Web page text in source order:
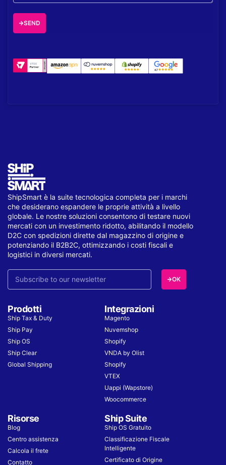
SEND
ShipSmart è la suite tecnologica completa per i marchi
che desiderano espandere le proprie attività a livello
globale. Le nostre soluzioni consentono di testare nuovi
mercati con un investimento ridotto, abilitando il modello
D2C con spedizioni dirette dal magazzino di origine e
potenziando il B2B2C, ottimizzando i costi fiscali e
logistici in diversi mercati.
OK
Prodotti
Ship Tax & Duty
Ship Pay
Ship OS
Ship Clear
Global Shipping
Integrazioni
Magento
Nuvemshop
Shopify
VNDA by Olist
Shopify
VTEX
Uappi (Wapstore)
Woocommerce
Risorse
Blog
Centro assistenza
Calcola il frete
Contatto
Ship Suite
Ship OS Gratuito
Classificazione Fiscale
Intelligente
Certificato di Origine